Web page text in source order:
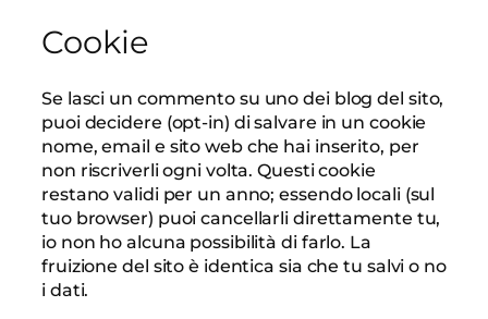
Cookie
Se lasci un commento su uno dei blog del sito,
puoi decidere (opt-in) di salvare in un cookie
nome, email e sito web che hai inserito, per
non riscriverli ogni volta. Questi cookie
restano validi per un anno; essendo locali (sul
tuo browser) puoi cancellarli direttamente tu,
io non ho alcuna possibilità di farlo. La
fruizione del sito è identica sia che tu salvi o no
i dati.